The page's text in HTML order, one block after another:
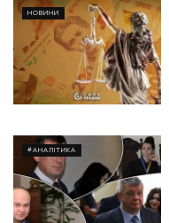
НОВИНИ
#АНАЛІТИКА